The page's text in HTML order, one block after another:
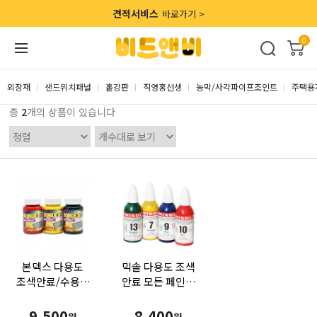
견적서비스 바로가기 >
0
외장재 샌드위치패널 홑강판 직영홍선생 농막/사각파이프조인트 주택용
총 2개의 상품이 있습니다
본덱스 다용도
조색안료/수용성
어디서나
믹솔 다용도 조색
안료 모든 페인트
조색할 수 있는